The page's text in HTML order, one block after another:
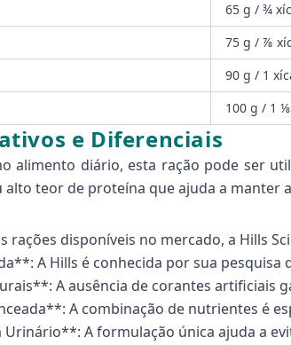
65 g / ¾
75 g / ⅞
90 g / 1
100 g / 1
e Diferenciais
alimento diário, esta ração pode ser
alto teor de proteína que ajuda a manter
rações disponíveis no mercado, a Hills
A Hills é conhecida por sua pesquisa
A ausência de corantes artificiais
A combinação de nutrientes é
A formulação única ajuda a